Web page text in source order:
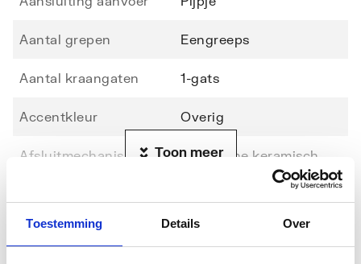
Toestemming Details Over
Aantal grepen Eengreeps
Aantal kraangaten 1-gats
Accentkleur Overig
Afsluitmechanisme Cartouche keramisch
Geluidsklasse volgens
DIN-52 218
Groep I, <= 20 dB(A)
Toon meer
Downloads